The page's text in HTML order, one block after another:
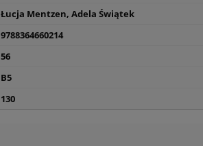
Łucja Mentzen, Adela Świątek
9788364660214
56
B5
130